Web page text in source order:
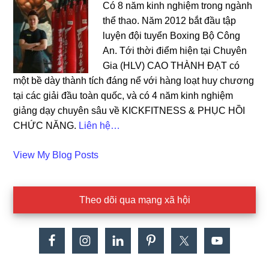
Có 8 năm kinh nghiệm trong ngành
thể thao. Năm 2012 bắt đầu tập
luyện đội tuyển Boxing Bộ Công
An. Tới thời điểm hiện tại Chuyên
Gia (HLV) CAO THÀNH ĐẠT có
một bề dày thành tích đáng nể với hàng loạt huy chương
tại các giải đầu toàn quốc, và có 4 năm kinh nghiệm
giảng dạy chuyên sâu về KICKFITNESS & PHỤC HỒI
CHỨC NĂNG. Liên hệ…
Cao
View My Blog Posts
Theo dõi qua mạng xã hội